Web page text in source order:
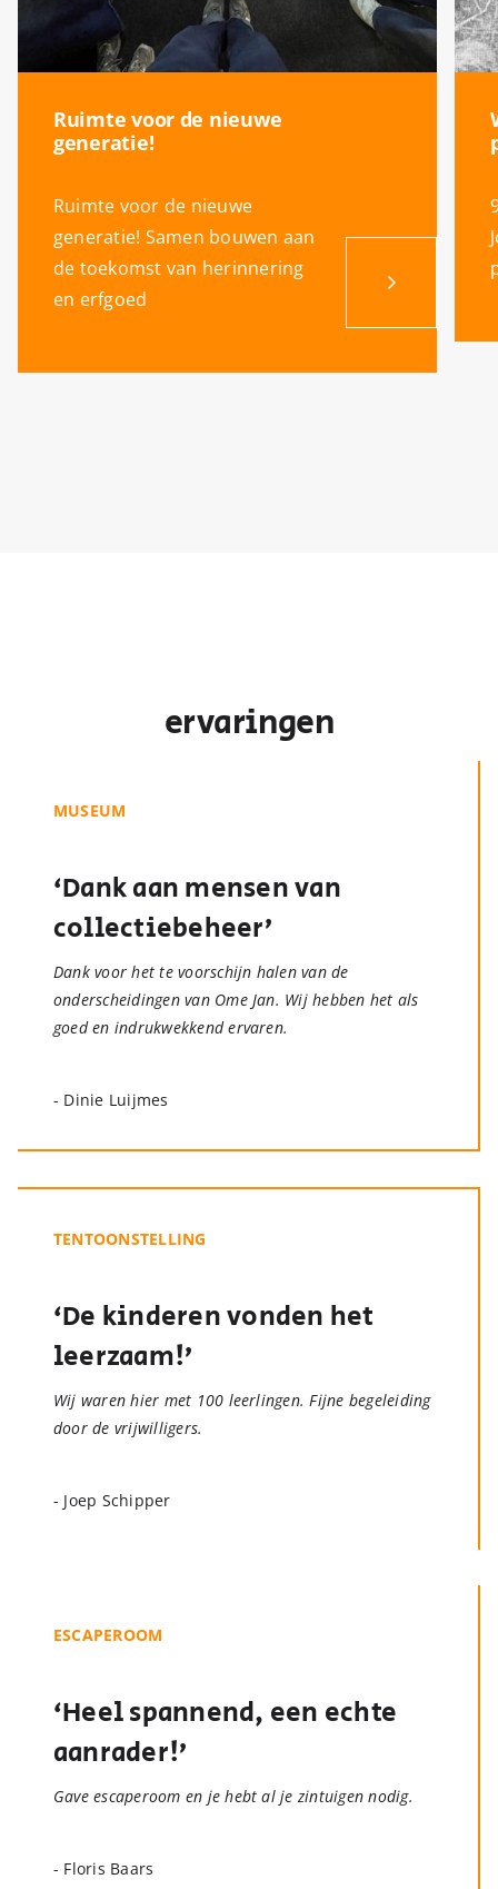
Ruimte voor de nieuwe
generatie!
Ruimte voor de nieuwe
generatie! Samen bouwen aan
de toekomst van herinnering
en erfgoed
ervaringen
MUSEUM
‘Dank aan mensen van
collectiebeheer’
Dank voor het te voorschijn halen van de
onderscheidingen van Ome Jan. Wij hebben het als
goed en indrukwekkend ervaren.
- Dinie Luijmes
TENTOONSTELLING
‘De kinderen vonden het
leerzaam!’
Wij waren hier met 100 leerlingen. Fijne begeleiding
door de vrijwilligers.
- Joep Schipper
ESCAPEROOM
‘Heel spannend, een echte
aanrader!’
Gave escaperoom en je hebt al je zintuigen nodig.
- Floris Baars